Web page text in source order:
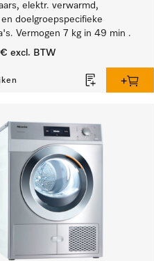
elektr. verwarmd,
doelgroepspecifieke
Vermogen 7 kg in 49 min .
excl. BTW